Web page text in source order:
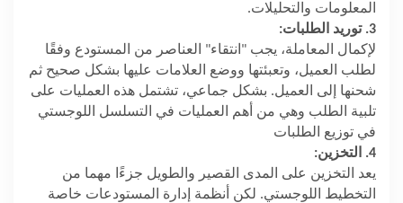
المعلومات والتحليلات.
3. توريد الطلبات:
لإكمال المعاملة، يجب "انتقاء" العناصر من المستودع وفقًا
لطلب العميل، وتعبئتها ووضع العلامات عليها بشكل صحيح ثم
شحنها إلى العميل. بشكل جماعي، تشتمل هذه العمليات على
تلبية الطلب وهي من أهم العمليات في التسلسل اللوجستي
في توزيع الطلبات
4. التخزين:
يعد التخزين على المدى القصير والطويل جزءًا مهما من
التخطيط اللوجستي. لكن أنظمة إدارة المستودعات خاصة